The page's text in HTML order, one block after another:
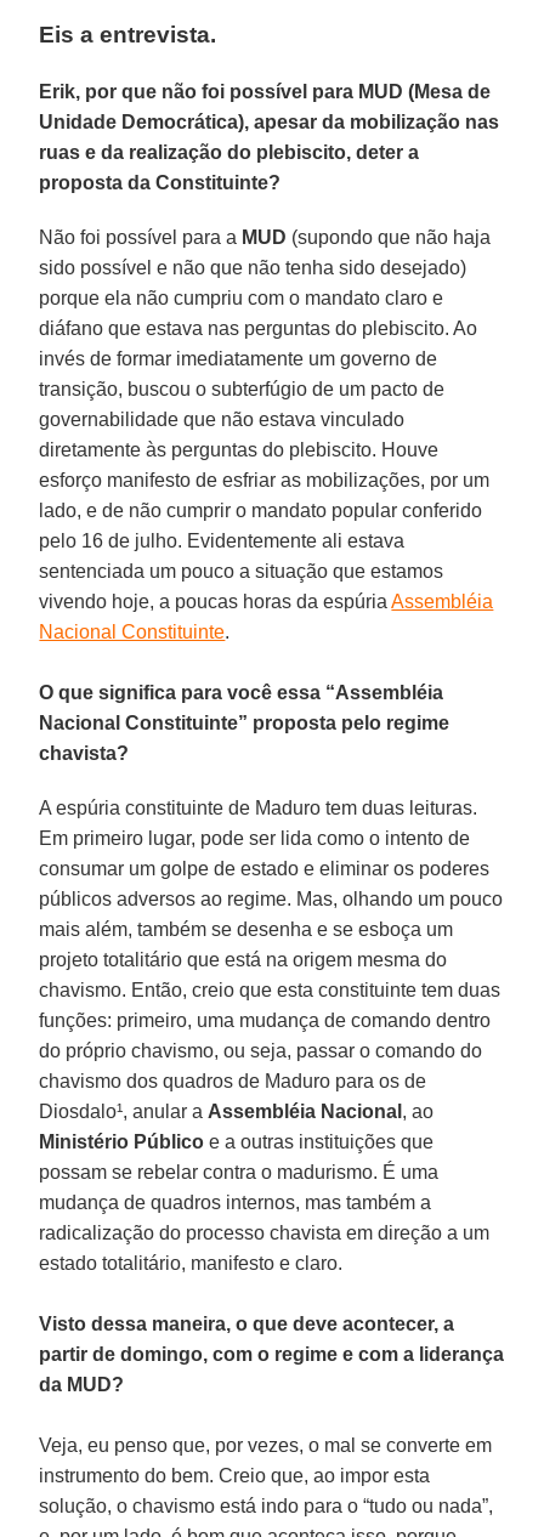
Eis a entrevista.
Erik, por que não foi possível para MUD (Mesa de
Unidade Democrática), apesar da mobilização nas
ruas e da realização do plebiscito, deter a
proposta da Constituinte?
Não foi possível para a MUD (supondo que não haja
sido possível e não que não tenha sido desejado)
porque ela não cumpriu com o mandato claro e
diáfano que estava nas perguntas do plebiscito. Ao
invés de formar imediatamente um governo de
transição, buscou o subterfúgio de um pacto de
governabilidade que não estava vinculado
diretamente às perguntas do plebiscito. Houve
esforço manifesto de esfriar as mobilizações, por um
lado, e de não cumprir o mandato popular conferido
pelo 16 de julho. Evidentemente ali estava
sentenciada um pouco a situação que estamos
vivendo hoje, a poucas horas da espúriaAssembléia
Nacional Constituinte.
O que significa para você essa “Assembléia
Nacional Constituinte” proposta pelo regime
chavista?
A espúria constituinte de Maduro tem duas leituras.
Em primeiro lugar, pode ser lida como o intento de
consumar um golpe de estado e eliminar os poderes
públicos adversos ao regime. Mas, olhando um pouco
mais além, também se desenha e se esboça um
projeto totalitário que está na origem mesma do
chavismo. Então, creio que esta constituinte tem duas
funções: primeiro, uma mudança de comando dentro
do próprio chavismo, ou seja, passar o comando do
chavismo dos quadros de Maduro para os de
Diosdalo¹, anular a Assembléia Nacional , ao
Ministério Público e a outras instituições que
possam se rebelar contra o madurismo. É uma
mudança de quadros internos, mas também a
radicalização do processo chavista em direção a um
estado totalitário, manifesto e claro.
Visto dessa maneira, o que deve acontecer, a
partir de domingo, com o regime e com a liderança
da MUD?
Veja, eu penso que, por vezes, o mal se converte em
instrumento do bem. Creio que, ao impor esta
solução, o chavismo está indo para o “tudo ou nada”,